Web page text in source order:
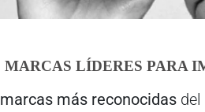
MARCAS LÍDERES PARA
marcas más reconocidasdel